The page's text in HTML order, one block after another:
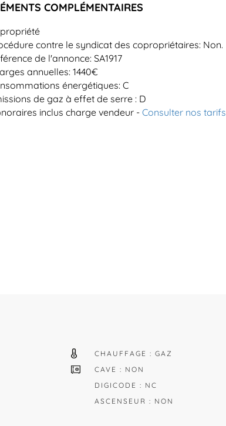
COMPLÉMENTAIRES
contre le syndicat des copropriétaires: Non.
de l'annonce: SA1917
annuelles: 1440€
énergétiques: C
de gaz à effet de serre : D
inclus charge vendeur -Consulter nos tarifs
CHAUFFAGE : GAZ
CAVE : NON
DIGICODE : NC
ASCENSEUR : NON